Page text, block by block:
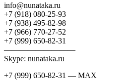
info@nunataka.ru
+7 (918) 080-25-93
+7 (938) 495-82-98
+7 (966) 770-27-52
+7 (999) 650-82-31
—————————
Skype: nunataka.ru
+7 (999) 650-82-31 — MAX